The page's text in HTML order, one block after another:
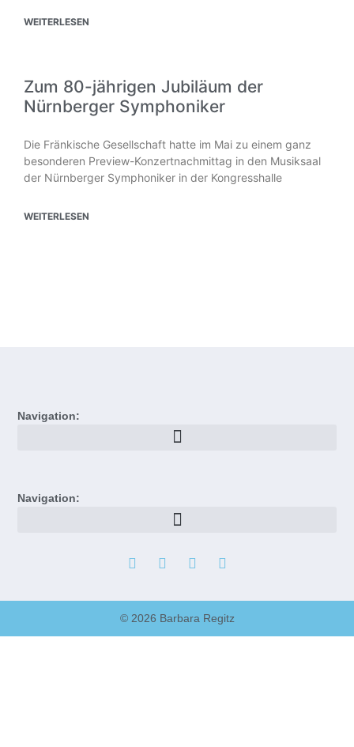
WEITERLESEN
Zum 80-jährigen Jubiläum der
Nürnberger Symphoniker
Die Fränkische Gesellschaft hatte im Mai zu einem ganz
besonderen Preview-Konzertnachmittag in den Musiksaal
der Nürnberger Symphoniker in der Kongresshalle
WEITERLESEN
Navigation:
Navigation:
© 2026 Barbara Regitz